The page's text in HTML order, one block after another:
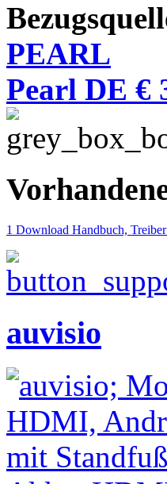
PEARL
Pearl DE €
1 Download Handbuch,
auvisio